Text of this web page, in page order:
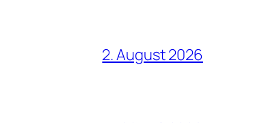
2. August 2026